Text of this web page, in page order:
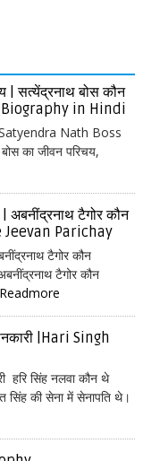
| सत्येंद्रनाथ बोस कौन
in Hindi
Satyendra Nath Boss
का जीवन परिचय,
अबनींद्रनाथ टैगोर कौन
Parichay
टैगोर कौन
टैगोर कौन
Readmore
|Hari Singh
हरि सिंह नलवा कौन थे
सिंह की सेना में सेनापति थे।